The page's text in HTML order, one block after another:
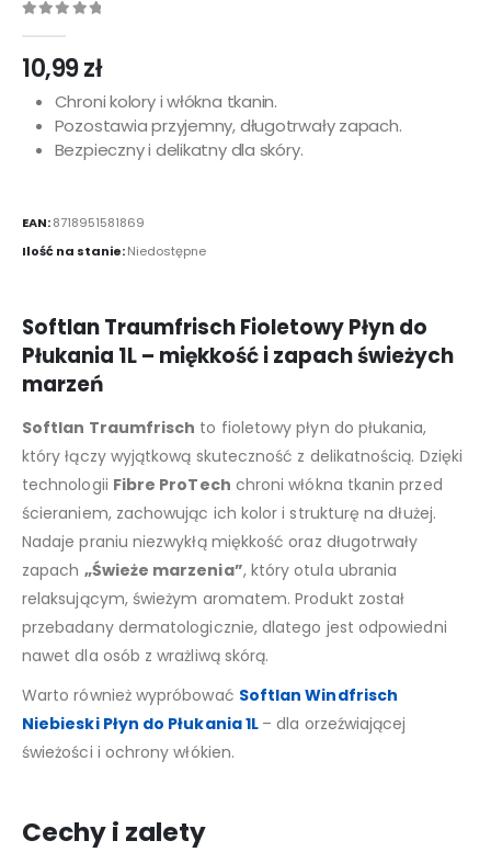
10,99zł
Chroni kolory i włókna tkanin.
Pozostawia przyjemny, długotrwały zapach.
Bezpieczny i delikatny dla skóry.
EAN:8718951581869
Ilość na stanie:Niedostępne
Softlan Traumfrisch Fioletowy Płyn do
Płukania 1L – miękkość i zapach świeżych
marzeń
Softlan Traumfrisch to fioletowy płyn do płukania,
który łączy wyjątkową skuteczność z delikatnością. Dzięki
technologii Fibre ProTech chroni włókna tkanin przed
ścieraniem, zachowując ich kolor i strukturę na dłużej.
Nadaje praniu niezwykłą miękkość oraz długotrwały
zapach „Świeże marzenia”, który otula ubrania
relaksującym, świeżym aromatem. Produkt został
przebadany dermatologicznie, dlatego jest odpowiedni
nawet dla osób z wrażliwą skórą.
Warto również wypróbować Softlan Windfrisch
Niebieski Płyn do Płukania 1L – dla orzeźwiającej
świeżości i ochrony włókien.
Cechy i zalety